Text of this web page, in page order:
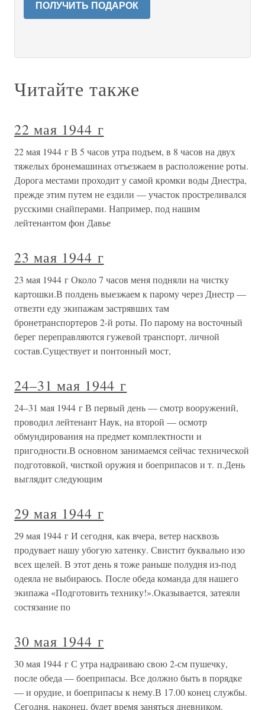
ПОЛУЧИТЬ ПОДАРОК
Читайте также
22 мая 1944 г
22 мая 1944 г В 5 часов утра подъем, в 8 часов на двух
тяжелых бронемашинах отъезжаем в расположение роты.
Дорога местами проходит у самой кромки воды Днестра,
прежде этим путем не ездили — участок простреливался
русскими снайперами. Например, под нашим
лейтенантом фон Давье
23 мая 1944 г
23 мая 1944 г Около 7 часов меня подняли на чистку
картошки.В полдень выезжаем к парому через Днестр —
отвезти еду экипажам застрявших там
бронетранспортеров 2-й роты. По парому на восточный
берег переправляются гужевой транспорт, личной
состав.Существует и понтонный мост,
24–31 мая 1944 г
24–31 мая 1944 г В первый день — смотр вооружений,
проводил лейтенант Наук, на второй — осмотр
обмундирования на предмет комплектности и
пригодности.В основном занимаемся сейчас технической
подготовкой, чисткой оружия и боеприпасов и т. п.День
выглядит следующим
29 мая 1944 г
29 мая 1944 г И сегодня, как вчера, ветер насквозь
продувает нашу убогую хатенку. Свистит буквально изо
всех щелей. В этот день я тоже раньше полудня из-под
одеяла не выбираюсь. После обеда команда для нашего
экипажа «Подготовить технику!».Оказывается, затеяли
состязание по
30 мая 1944 г
30 мая 1944 г С утра надраиваю свою 2-см пушечку,
после обеда — боеприпасы. Все должно быть в порядке
— и орудие, и боеприпасы к нему.В 17.00 конец службы.
Сегодня, наконец, будет время заняться дневником.